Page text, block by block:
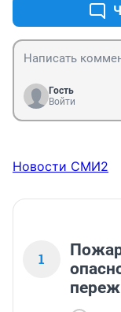
Гость
Войти
Новости СМИ2
1